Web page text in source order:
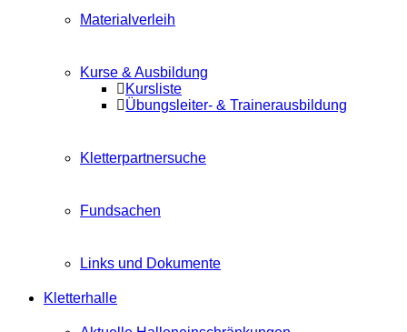
Materialverleih
Kurse & Ausbildung
Kursliste
Übungsleiter- & Trainerausbildung
Kletterpartnersuche
Fundsachen
Links und Dokumente
Kletterhalle